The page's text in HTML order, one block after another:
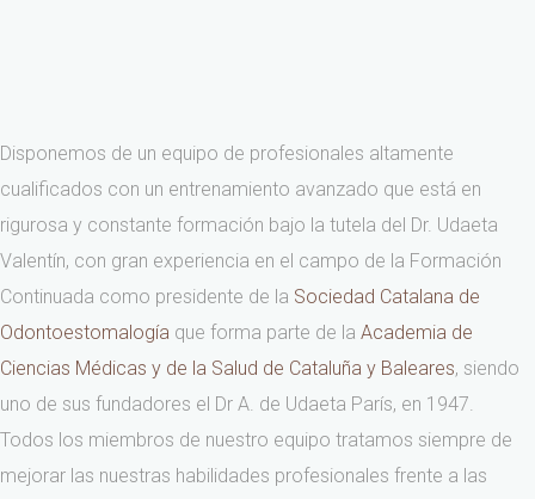
Disponemos de un equipo de profesionales altamente
cualificados con un entrenamiento avanzado que está en
rigurosa y constante formación bajo la tutela del Dr. Udaeta
Valentín, con gran experiencia en el campo de la Formación
Continuada como presidente de la Sociedad Catalana de
Odontoestomalogía que forma parte de la Academia de
Ciencias Médicas y de la Salud de Cataluña y Baleares, siendo
uno de sus fundadores el Dr A. de Udaeta París, en 1947.
Todos los miembros de nuestro equipo tratamos siempre de
mejorar las nuestras habilidades profesionales frente a las